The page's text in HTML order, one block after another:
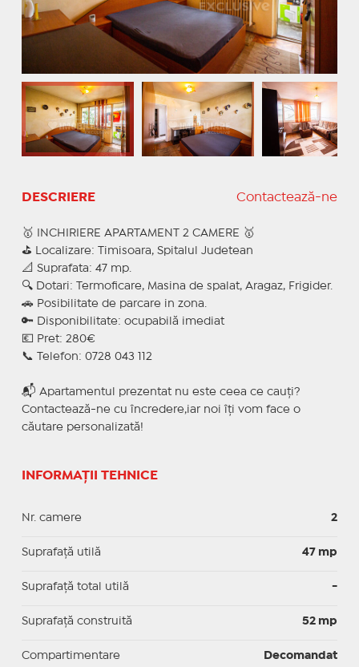
DESCRIERE Contactează-ne
🥇 INCHIRIERE APARTAMENT 2 CAMERE 🥇
⛳ Localizare: Timisoara, Spitalul Judetean
📐 Suprafata: 47 mp.
🔍 Dotari: Termoficare, Masina de spalat, Aragaz, Frigider.
🚗 Posibilitate de parcare in zona.
🔑 Disponibilitate: ocupabilă imediat
💶 Pret: 280€
📞 Telefon: 0728 043 112
📬 Apartamentul prezentat nu este ceea ce cauți?
Contactează-ne cu încredere,iar noi îți vom face o
căutare personalizată!
INFORMAȚII TEHNICE
Nr. camere 2
Suprafaţă utilă 47 mp
Suprafaţă total utilă -
Suprafaţă construită 52 mp
Compartimentare Decomandat